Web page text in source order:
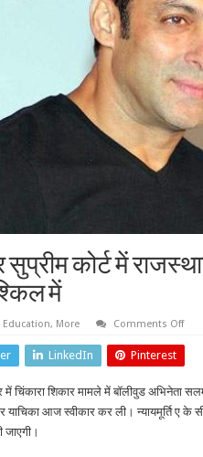
सुप्रीम कोर्ट में
में
Education, More Comments Offon
मामले
सुप्रीम
में
LinkedIn Pinterest
में चिंकारा शिकार मामले में बॉलीवुड अभिनेता
आज स्वीकार कर ली। न्यायमूर्ति ए के